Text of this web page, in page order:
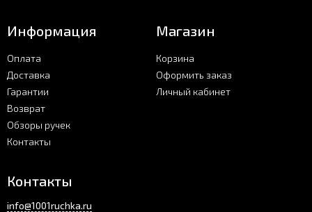
Информация
Оплата
Доставка
Гарантии
Возврат
Обзоры ручек
Контакты
Магазин
Корзина
Оформить заказ
Личный кабинет
Контакты
info@1001ruchka.ru